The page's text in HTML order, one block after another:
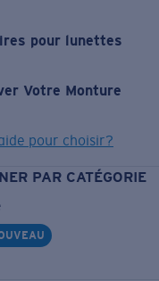
pour lunettes
Votre Monture
pour choisir?
PAR CATÉGORIE